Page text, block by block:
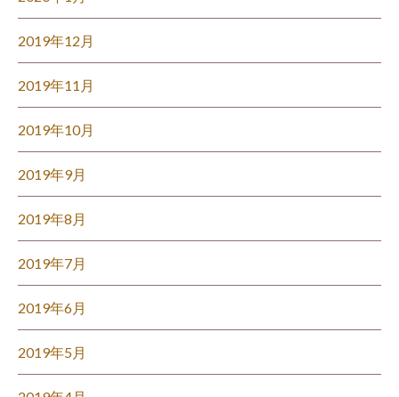
2019年12月
2019年11月
2019年10月
2019年9月
2019年8月
2019年7月
2019年6月
2019年5月